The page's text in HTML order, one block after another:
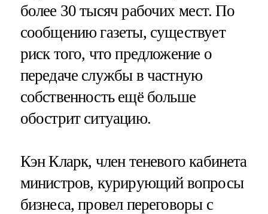
более 30 тысяч рабочих мест. По
сообщению газеты, существует
риск того, что предложение о
передаче службы в частную
собственность ещё больше
обострит ситуацию.
Кэн Кларк, член теневого кабинета
министров, курирующий вопросы
бизнеса, провел переговоры с